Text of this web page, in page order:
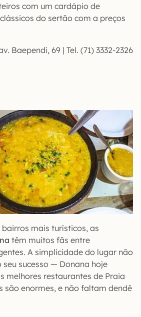
com um cardápio de
do sertão com a preços
Baependi, 69 | Tel. (71) 3332-2326
mais turísticos, as
têm muitos fãs entre
A simplicidade do lugar não
sucesso — Donana hoje
melhores restaurantes de Praia
são enormes, e não faltam dendê